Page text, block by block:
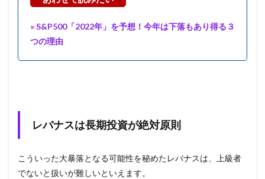
» S&P500「2022年」を予想！今年は下落もあり得る３
つの理由
レバナスは長期投資が絶対原則
こういった大暴落となる可能性を秘めたレバナスは、上級者
でないと扱いが難しいといえます。